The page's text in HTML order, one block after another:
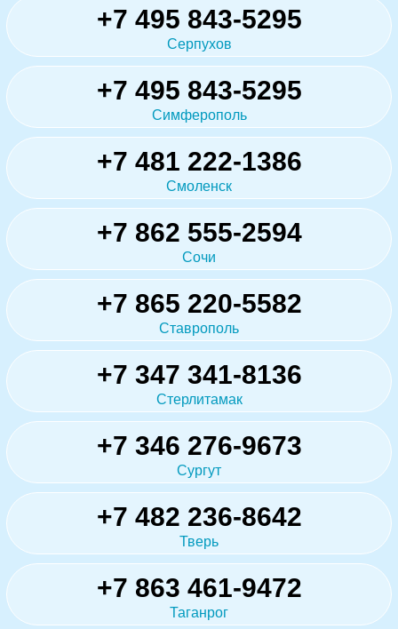
+7 495 843-5295
Серпухов
+7 495 843-5295
Симферополь
+7 481 222-1386
Смоленск
+7 862 555-2594
Сочи
+7 865 220-5582
Ставрополь
+7 347 341-8136
Стерлитамак
+7 346 276-9673
Сургут
+7 482 236-8642
Тверь
+7 863 461-9472
Таганрог